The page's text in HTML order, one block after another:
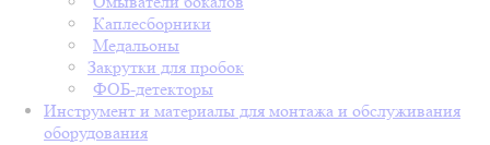
Каплесборники
Медальоны
Закрутки для пробок
ФОБ-детекторы
Инструмент и материалы для монтажа и обслуживания
оборудования